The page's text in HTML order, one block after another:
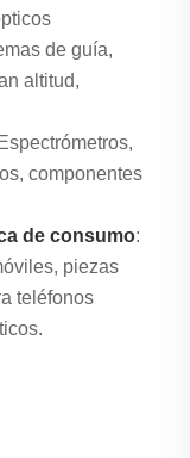
de guía,
altitud,
Espectrómetros,
componentes
de consumo:
piezas
teléfonos